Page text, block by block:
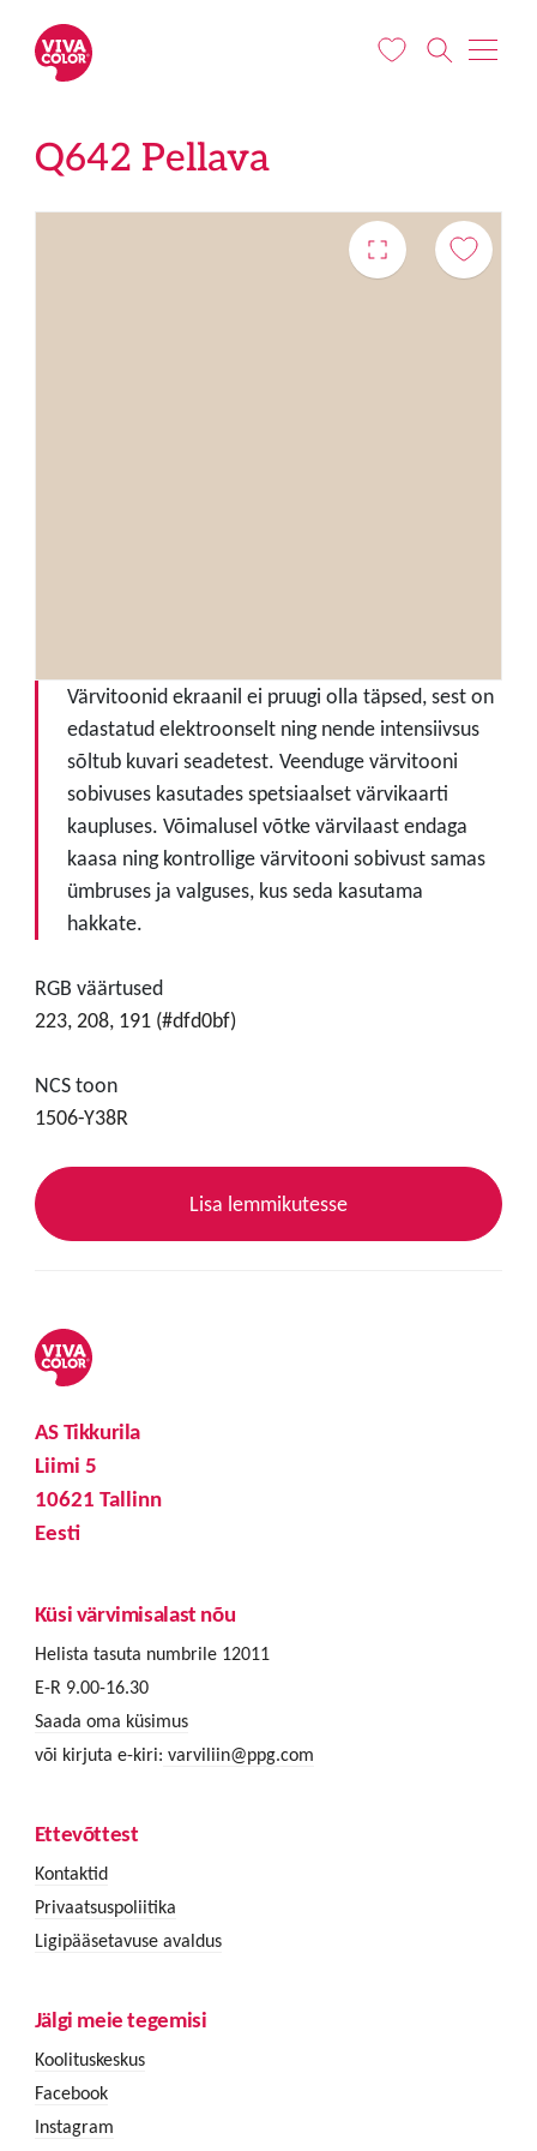
Q642 Pellava
Värvitoonid ekraanil ei pruugi olla täpsed, sest on
edastatud elektroonselt ning nende intensiivsus
sõltub kuvari seadetest. Veenduge värvitooni
sobivuses kasutades spetsiaalset värvikaarti
kaupluses. Võimalusel võtke värvilaast endaga
kaasa ning kontrollige värvitooni sobivust samas
ümbruses ja valguses, kus seda kasutama
hakkate.
RGB väärtused
223, 208, 191 (#dfd0bf)
NCS toon
1506-Y38R
Lisa lemmikutesse
AS Tikkurila
Liimi 5
10621 Tallinn
Eesti
Küsi värvimisalast nõu
Helista tasuta numbrile 12011
E-R 9.00-16.30
Saada oma küsimus
või kirjuta e-kiri: varviliin@ppg.com
Ettevõttest
Kontaktid
Privaatsuspoliitika
Ligipääsetavuse avaldus
Jälgi meie tegemisi
Koolituskeskus
Facebook
Instagram